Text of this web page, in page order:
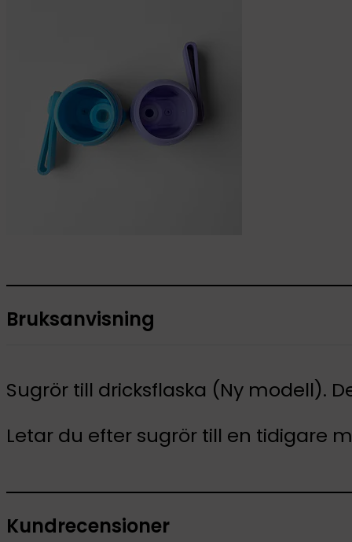
Bruksanvisning
Sugrör till dricksflaska (Ny modell).
Letar du efter sugrör till en tidigare
Kundrecensioner